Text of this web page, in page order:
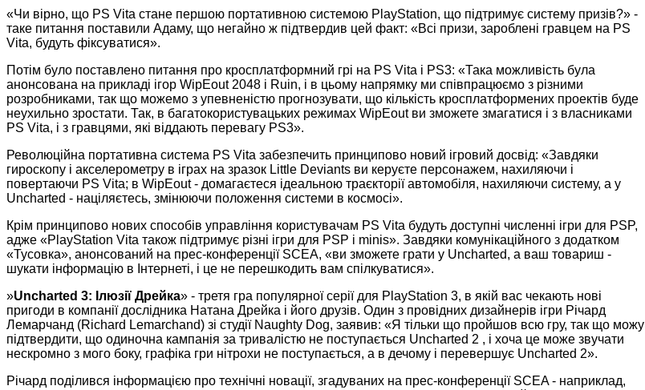
«Чи вірно, що PS Vita стане першою портативною системою PlayStation, що підтримує систему призів?» -
таке питання поставили Адаму, що негайно ж підтвердив цей факт: «Всі призи, зароблені гравцем на PS
Vita, будуть фіксуватися».
Потім було поставлено питання про кросплатформний грі на PS Vita і PS3: «Така можливість була
анонсована на прикладі ігор WipEout 2048 і Ruin, і в цьому напрямку ми співпрацюємо з різними
розробниками, так що можемо з упевненістю прогнозувати, що кількість кросплатформених проектів буде
неухильно зростати. Так, в багатокористувацьких режимах WipEout ви зможете змагатися і з власниками
PS Vita, і з гравцями, які віддають перевагу PS3».
Революційна портативна система PS Vita забезпечить принципово новий ігровий досвід: «Завдяки
гироскопу і акселерометру в іграх на зразок Little Deviants ви керуєте персонажем, нахиляючи і
повертаючи PS Vita; в WipEout - домагаєтеся ідеальною траєкторії автомобіля, нахиляючи систему, а у
Uncharted - націляєтесь, змінюючи положення системи в космосі».
Крім принципово нових способів управління користувачам PS Vita будуть доступні численні ігри для PSP,
адже «PlayStation Vita також підтримує різні ігри для PSP і minis». Завдяки комунікаційного з додатком
«Тусовка», анонсований на прес-конференції SCEA, «ви зможете грати у Uncharted, а ваш товариш -
шукати інформацію в Інтернеті, і це не перешкодить вам спілкуватися».
»Uncharted 3: Ілюзії Дрейка» - третя гра популярної серії для PlayStation 3, в якій вас чекають нові
пригоди в компанії дослідника Натана Дрейка і його друзів. Один з провідних дизайнерів ігри Річард
Лемарчанд (Richard Lemarchand) зі студії Naughty Dog, заявив: «Я тільки що пройшов всю гру, так що можу
підтвердити, що одиночна кампанія за тривалістю не поступається Uncharted 2 , і хоча це може звучати
нескромно з мого боку, графіка гри нітрохи не поступається, а в дечому і перевершує Uncharted 2».
Річард поділився інформацією про технічні новації, згадуваних на прес-конференції SCEA - наприклад,